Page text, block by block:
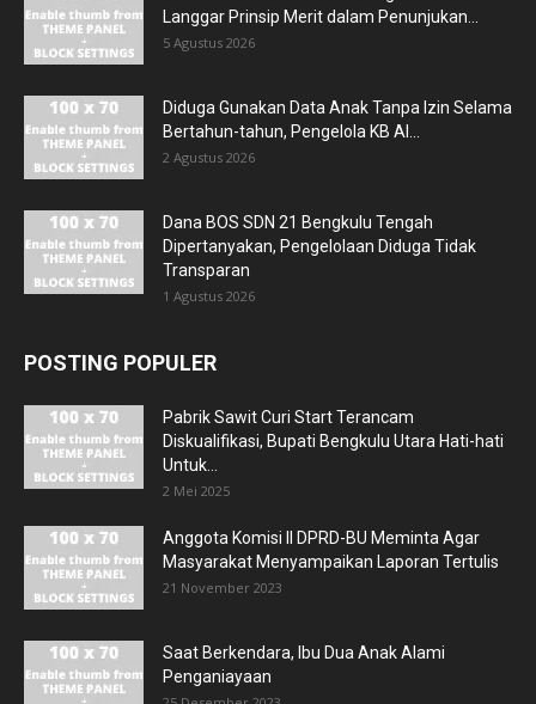
Langgar Prinsip Merit dalam Penunjukan...
5 Agustus 2026
Diduga Gunakan Data Anak Tanpa Izin Selama
Bertahun-tahun, Pengelola KB Al...
2 Agustus 2026
Dana BOS SDN 21 Bengkulu Tengah
Dipertanyakan, Pengelolaan Diduga Tidak
Transparan
1 Agustus 2026
POSTING POPULER
Pabrik Sawit Curi Start Terancam
Diskualifikasi, Bupati Bengkulu Utara Hati-hati
Untuk...
2 Mei 2025
Anggota Komisi II DPRD-BU Meminta Agar
Masyarakat Menyampaikan Laporan Tertulis
21 November 2023
Saat Berkendara, Ibu Dua Anak Alami
Penganiayaan